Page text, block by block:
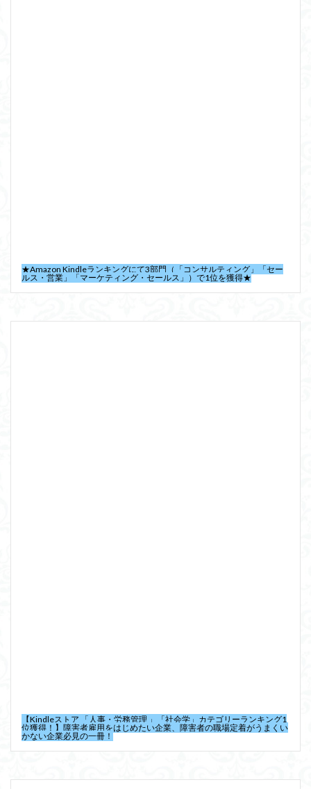
★Amazon Kindleランキングにて3部門（「コンサルティング」「セー
ルス・営業」「マーケティング・セールス」）で1位を獲得★
【Kindleストア 「人事・労務管理 」「社会学」カテゴリーランキング1
位獲得！】障害者雇用をはじめたい企業、障害者の職場定着がうまくい
かない企業必見の一冊！